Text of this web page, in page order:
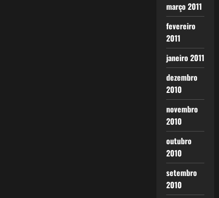
março 2011
fevereiro
2011
janeiro 2011
dezembro
2010
novembro
2010
outubro
2010
setembro
2010